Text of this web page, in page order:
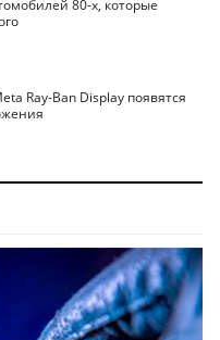
80-х, которые
Ray-Ban Display появятся